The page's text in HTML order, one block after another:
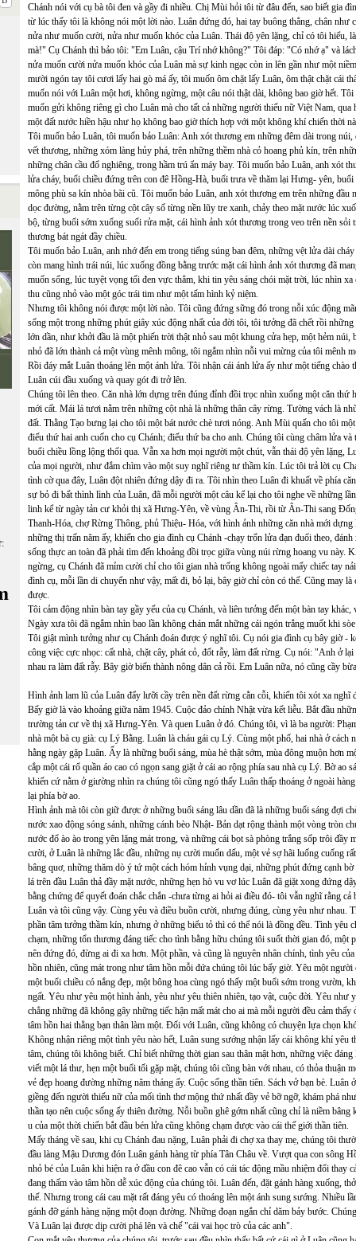
Chánh nói với cụ bà tôi đen và gầy đi nhiều. Chị Mùi hỏi tôi từ đâu đến, sao biết gia
từ lúc thấy tôi là không nói một lời nào. Luân đứng đó, hai tay buông thẳng, chân như
nửa như muốn cười, nửa như muốn khóc của Luân. Thái độ yên lặng, chỉ có tôi
mà!" Cụ Chánh thì bảo tôi: "Em Luân, cậu Trí nhớ không?" Tôi đáp: "Có nhớ ạ" và
nửa muốn cười nửa muốn khóc của Luân mà sự kinh ngạc còn in lên gần như một
mười ngón tay tôi cươi lấy hai gò má ấy, tôi muốn ôm chặt lấy Luân, ôm thật chặt cái
muốn nói với Luân một hơi, không ngừng, một câu nói thật dài, không bao giờ hết.
muốn gửi không riêng gì cho Luân mà cho tất cả những người thiếu nữ Việt Nam,
một đất nước hiền hậu như họ không bao giờ thích hợp với một không khí chiến thời
Tôi muốn bảo Luân, tôi muốn bảo Luân: Anh xót thương em những đêm dài trong
vết thương, những xóm làng hủy phá, trên những thềm nhà cỏ hoang phủ kín, trên
những chân cầu đổ nghiêng, trong hầm trú ẩn máy bay. Tôi muốn bảo Luân, anh xót
lửa cháy, buổi chiều đứng trên con đê Hồng-Hà, buổi trưa về thăm lại Hưng- yên,
mông phù sa kín nhòa bãi cũ. Tôi muốn bảo Luân, anh xót thương em trên những đầu
dọc đường, nằm trên từng cột cây số từng nền lũy tre xanh, chảy theo mặt nước lúc
bộ, từng buổi sớm xuống suối rửa mặt, cái hình ảnh xót thương trong veo trên nền
thương bát ngát đầy chiều.
Tôi muốn bảo Luân, anh nhớ đến em trong tiếng súng ban đêm, những vệt lửa dài
còn mang hình trái núi, lúc xuống đồng bằng trước mặt cái hình ảnh xót thương đã
muốn sống, lúc tuyệt vọng tối đen vực thẳm, khi tin yêu sáng chói mặt trời, lúc nhìn
thu cũng nhỏ vào một góc trái tim như một tấm hình kỷ niệm.
Nhưng tôi không nói được một lời nào. Tôi cũng đứng sững đó trong nỗi xúc động
sống một trong những phút giây xúc động nhất của đời tôi, tôi tưởng đã chết rồi
lớn dần, như khởi đầu là một phiến trời thật nhỏ sau một khung cửa hẹp, một hẻm
nhỏ đã lớn thành cả một vùng mênh mông, tôi ngắm nhìn nỗi vui mừng của tôi mênh
Rồi đáy mắt Luân thoáng lên một ánh lửa. Tôi nhận cái ánh lửa ấy như một tiếng
Luân cúi đầu xuống và quay gót đi trở lên.
Chúng tôi lên theo. Căn nhà lớn dựng trên đúng đỉnh đồi trọc nhìn xuống một căn thứ
mới cất. Mái lá tươi nằm trên những cột nhà là những thân cây rừng. Tường vách là
đất. Thằng Tạo bưng lại cho tôi một bát nước chè tươi nóng. Anh Mùi quấn cho tôi
điếu thứ hai anh cuốn cho cụ Chánh; điếu thứ ba cho anh. Chúng tôi cùng châm lửa
buổi chiều lồng lộng thổi qua. Vẫn xa hơn mọi người một chút, vẫn thái độ yên lặng,
của mọi người, như đắm chìm vào một suy nghĩ riêng tư thầm kín. Lúc tôi trả lời cụ
tình cờ qua đây, Luân đột nhiên đứng dậy đi ra. Tôi nhìn theo Luân đi khuất về phía
sự bỏ đi bất thình lình của Luân, đã mỗi người một câu kể lại cho tôi nghe về những
linh kể từ ngày tản cư khỏi thị xã Hưng-Yên, về vùng Ân-Thi, rồi từ Ân-Thi sang
Thanh-Hóa, chợ Rừng Thông, phủ Thiệu- Hóa, với hình ảnh những căn nhà mới
những thị trấn năm ấy, khiến cho gia đình cụ Chánh -chạy trốn lửa đạn đuổi theo,
sống thực an toàn đã phải tìm đến khoảng đồi trọc giữa vùng núi rừng hoang vu này.
ngừng, cụ Chánh đã mỉm cười chỉ cho tôi gian nhà trống không ngoài mấy chiếc tay
đình cụ, mỗi lần di chuyển như vậy, mất đi, bỏ lại, bây giờ chỉ còn có thế. Cũng may
được.
Tôi cảm động nhìn bàn tay gầy yếu của cụ Chánh, và liên tưởng đến một bàn tay
Ngày xưa tôi đã ngắm nhìn bao lần không chán mắt những cái ngón trắng muốt khi
Tôi giật mình tưởng như cụ Chánh đoán được ý nghĩ tôi. Cụ nói gia đình cụ bây giờ -
công việc cực nhọc: cất nhà, chặt cây, phát cỏ, đốt rẫy, làm đất rừng. Cụ nói: "Anh ở
nhau ra làm đất rẫy. Bây giờ biến thành nông dân cả rồi. Em Luân nữa, nó cũng cầy
Hình ảnh lam lũ của Luân đẩy lưỡi cầy trên nền đất rừng cằn cỗi, khiến tôi xót xa nghĩ
Bấy giờ là vào khoảng giữa năm 1945. Cuộc đảo chính Nhật vừa kết liễu. Bắt đầu
trường tản cư về thị xã Hưng-Yên. Và quen Luân ở đó. Chúng tôi, vì là ba người:
nhà một bà cụ già: cụ Lý Bằng. Luân là cháu gái cụ Lý. Cùng một phố, hai nhà ở
hằng ngày gặp Luân. Ấy là những buổi sáng, mùa hè thật sớm, mùa đông muộn hơn
cắp một cái rổ quần áo cao có ngọn sang giặt ở cái ao rộng phía sau nhà cụ Lý. Bờ
khiến cứ nằm ở giường nhìn ra chúng tôi cũng ngó thấy Luân thấp thoáng ở ngoài
lại phía bờ ao.
Hình ảnh mà tôi còn giữ được ở những buổi sáng lâu dần đã là những buổi sáng đợi
nước xao động sóng sánh, những cánh bèo Nhật- Bản dạt rộng thành một vòng tròn
nước đổ ào ào trong yên lặng mát trong, và những cái bọt sà phòng trắng sốp trôi đầy
cười, ở Luân là những lắc đầu, những nụ cười muốn dấu, một vẻ sợ hãi luống cuống
bâng quơ, những thăm dò ý tứ một cách hóm hỉnh vụng dại, những phút đứng cạnh
lá trên đầu Luân thả đầy mặt nước, những hẹn hò vu vơ lúc Luân đã giặt xong đứng
bằng chứng để quyết đoán chắc chắn -chưa từng ai hỏi ai điều đó- tôi vẫn nghĩ rằng
Luân và tôi cũng vậy. Cùng yêu và điều buồn cười, nhưng đúng, cùng yêu như nhau.
phần tâm tưởng thầm kín, nhưng ở những biểu tỏ thì có thể nói là đồng đều. Tình yêu
chạm, những tổn thương đáng tiếc cho tình bằng hữu chúng tôi suốt thời gian đó, một
nên đứng đó, đừng ai đi xa hơn. Một phần, và cũng là nguyên nhân chính, tình yêu
hồn nhiên, cũng mát trong như tâm hồn mỗi đứa chúng tôi lúc bấy giờ. Yêu một
một buổi chiều có nắng đẹp, một bông hoa cùng ngó thấy một buổi sớm trong vườn,
ngất. Yêu như yêu một hình ảnh, yêu như yêu thiên nhiên, tạo vật, cuộc đời. Yêu như
chẳng những đã không gây những tiếc hận mất mát cho ai mà mỗi người đều cảm
tâm hồn hai thằng bạn thân làm một. Đối với Luân, cũng không có chuyện lựa chọn
Không nhận riêng một tình yêu nào hết, Luân sung sướng nhận lấy cái không khí yêu
tâm, chúng tôi không biết. Chỉ biết những thời gian sau thân mật hơn, những việc
viết một lá thư, hẹn một buổi tối gặp mặt, chúng tôi cũng bàn với nhau, có thỏa thuận
vẻ đẹp hoang đường những năm tháng ấy. Cuộc sống thần tiên. Sách vở bạn bè.
giềng đến người thiếu nữ của mối tình thơ mộng thứ nhất đầy vẻ bỡ ngỡ, khám phá
thần tạo nên cuộc sống ấy thiên đường. Nỗi buồn ghê gớm nhất cũng chỉ là niềm
u của một thời chiến bắt đầu bén lửa cũng không chạm được vào cái thế giới thần tiên.
Mấy tháng về sau, khi cụ Chánh đau nặng, Luân phải đi chợ xa thay mẹ, chúng tôi
đầu làng Mậu Dương đón Luân gánh hàng từ phía Tân Châu về. Vượt qua con sông
nhỏ bé của Luân khi hiện ra ở đầu con đê cao vẫn có cái tác động mầu nhiệm đổi thay
đang thấm vào tâm hồn dễ xúc động của chúng tôi. Luân đến, đặt gánh hàng xuống,
thế. Nhưng trong cái cau mặt rất đáng yêu có thoáng lên một ánh sung sướng. Nhiều
gánh đỡ gánh hàng nặng một đoạn đường. Những đoạn ngắn chỉ dăm bảy bước.
Và Luân lại được dịp cười phá lên và chế "cái vai học trò của các anh".